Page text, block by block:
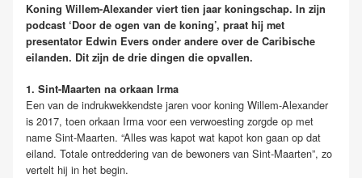
Koning Willem-Alexander viert tien jaar koningschap. In zijn
podcast ‘Door de ogen van de koning’, praat hij met
presentator Edwin Evers onder andere over de Caribische
eilanden. Dit zijn de drie dingen die opvallen.
1. Sint-Maarten na orkaan Irma
Een van de indrukwekkendste jaren voor koning Willem-Alexander
is 2017, toen orkaan Irma voor een verwoesting zorgde op met
name Sint-Maarten. “Alles was kapot wat kapot kon gaan op dat
eiland. Totale ontreddering van de bewoners van Sint-Maarten”, zo
vertelt hij in het begin.